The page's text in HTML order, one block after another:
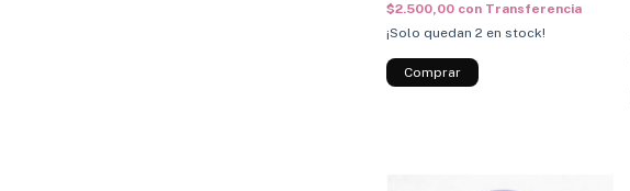
$2.500,00 con Transferencia
¡Solo quedan2 en stock!